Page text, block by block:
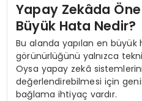
Yapay Zekâda
Büyük Hata Nedir?
Bu alanda yapılan en
görünürlüğünü yalnızca
Oysa yapay zekâ
değerlendirebilmesi için
bağlama ihtiyaç vardır.